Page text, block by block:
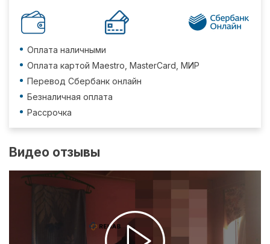
Оплата наличными
Оплата картой Maestro, MasterCard, МИР
Перевод Сбербанк онлайн
Безналичная оплата
Рассрочка
Видео отзывы